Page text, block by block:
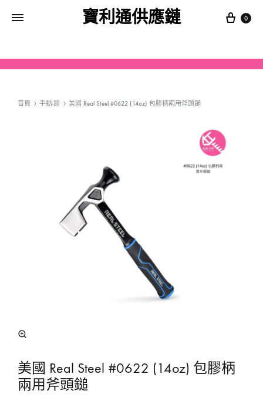
寶利通供應鏈 0
首頁 手動-錘 美國 Real Steel #0622 (14oz) 包膠柄兩用斧頭鎚
美國 Real Steel #0622 (14oz) 包膠柄
兩用斧頭鎚